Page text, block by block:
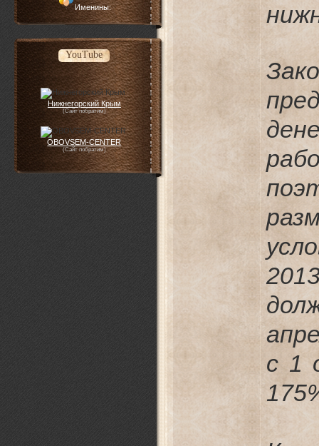
Именины:
YouTube
Нижнегорский Крым
(Сайт побратим)
OBOVSEM-CENTER
(Сайт побратим)
с 1